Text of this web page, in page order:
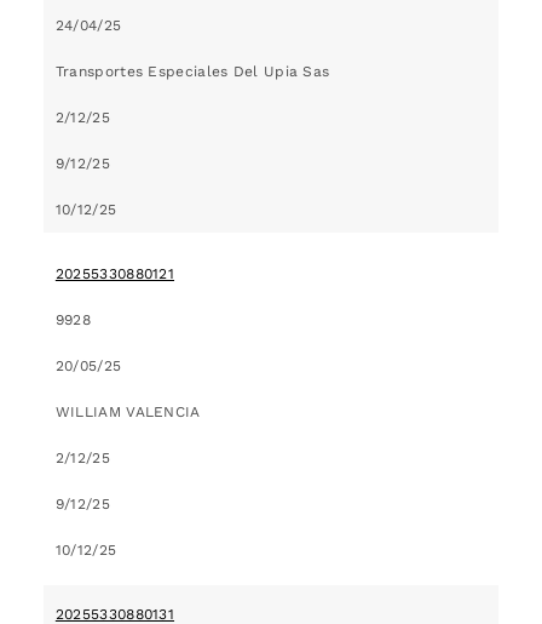
24/04/25
Transportes Especiales Del Upia Sas
2/12/25
9/12/25
10/12/25
20255330880121
9928
20/05/25
WILLIAM VALENCIA
2/12/25
9/12/25
10/12/25
20255330880131